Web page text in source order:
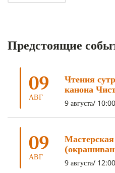
АНАЛИТИЧЕСКАЯ МЕДИТАЦИЯ
ТРИ ОСНОВЫ ПУТИ(5)
ОЧИСТИТЕЛЬНЫЕ ПРАКТИКИ(5)
УМ И ЕГО ПОТЕНЦИАЛ
ОТРЕЧЕНИЕ
ПОДНОШЕНИЯ (4) ВОСЕМЬ
ГАНДЕН ЛХАГЬЯМА(3)
Предстоящие
09
АВГ
Чтения
канона
9 августа/ 10:00
09
АВГ
9 августа/ 12:00